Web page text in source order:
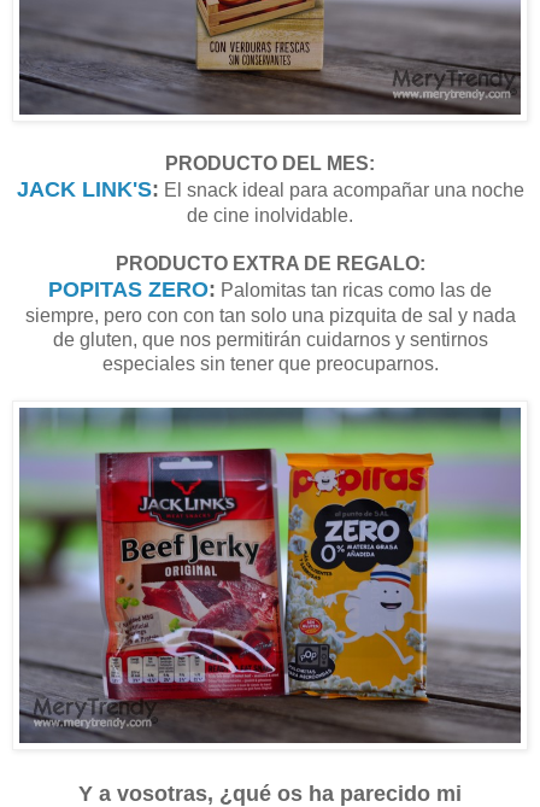
PRODUCTO DEL MES:
JACK LINK'S: El snack ideal para acompañar una noche
de cine inolvidable.
PRODUCTO EXTRA DE REGALO:
POPITAS ZERO: Palomitas tan ricas como las de
siempre, pero con con tan solo una pizquita de sal y nada
de gluten, que nos permitirán cuidarnos y sentirnos
especiales sin tener que preocuparnos.
Y a vosotras, ¿qué os ha parecido mi